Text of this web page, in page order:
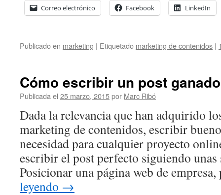
Correo electrónico Facebook LinkedIn
Publicado en marketing | Etiquetado marketing de contenidos |
Cómo escribir un post
Publicada el 25 marzo, 2015por Marc Ribó
Dada la relevancia que han adquirido
marketing de contenidos, escribir
necesidad para cualquier proyecto
escribir el post perfecto siguiendo unas
Posicionar una página web de
leyendo →